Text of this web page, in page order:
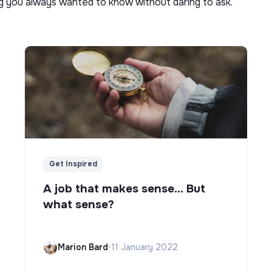
Get Inspired
A job that makes sense... But
what sense?
Marion Bard•11 January 2022